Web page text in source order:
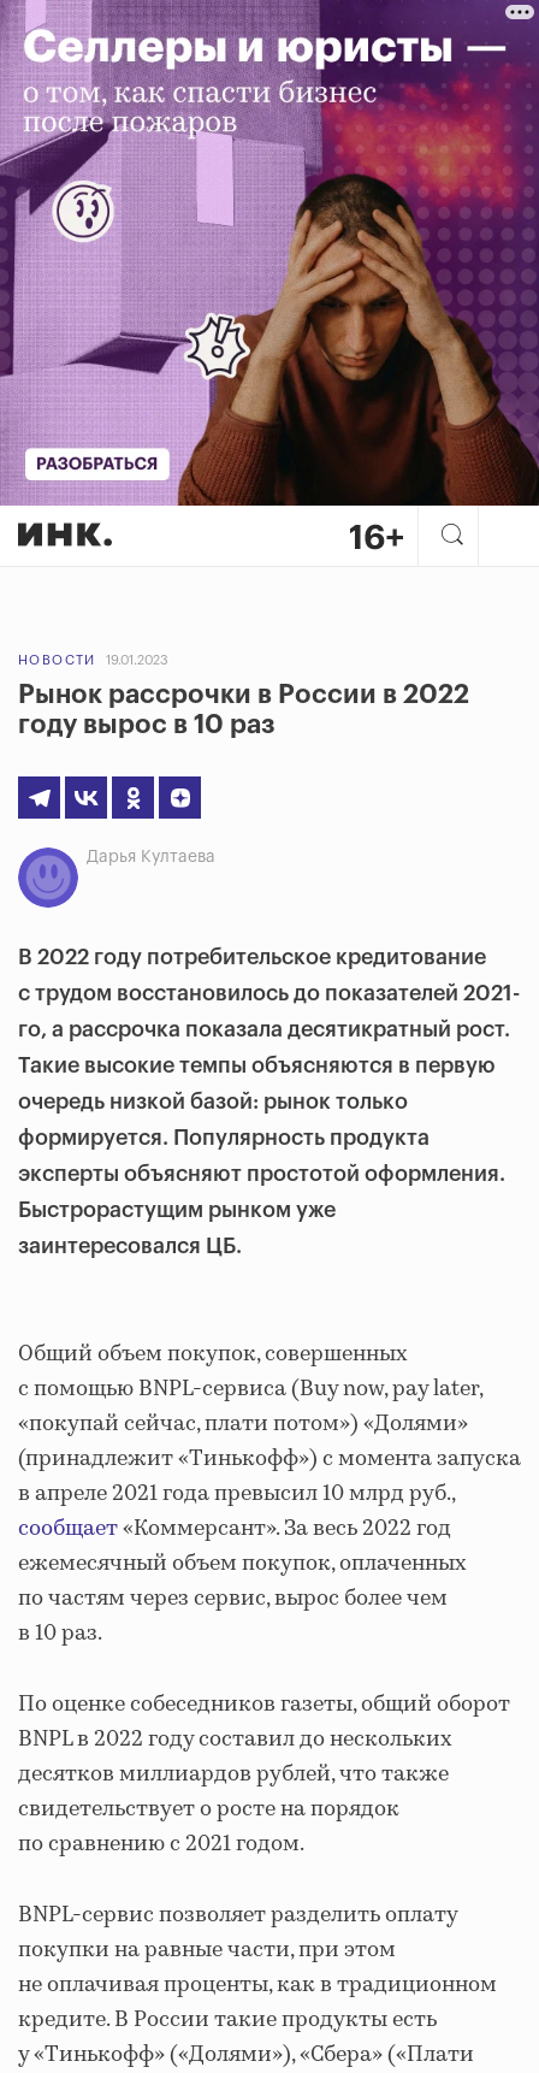
НОВОСТИ 19.01.2023
Рынок рассрочки в России в 2022
году вырос в 10 раз
Дарья Култаева
В 2022 году потребительское кредитование
с трудом восстановилось до показателей 2021-
го, а рассрочка показала десятикратный рост.
Такие высокие темпы объясняются в первую
очередь низкой базой: рынок только
формируется. Популярность продукта
эксперты объясняют простотой оформления.
Быстрорастущим рынком уже
заинтересовался ЦБ.
Общий объем покупок, совершенных
с помощью BNPL-сервиса (Buy now, pay later,
«покупай сейчас, плати потом») «Долями»
(принадлежит «Тинькофф») с момента запуска
в апреле 2021 года превысил 10 млрд руб.,
сообщает«Коммерсант». За весь 2022 год
ежемесячный объем покупок, оплаченных
по частям через сервис, вырос более чем
в 10 раз.
По оценке собеседников газеты, общий оборот
BNPL в 2022 году составил до нескольких
десятков миллиардов рублей, что также
свидетельствует о росте на порядок
по сравнению с 2021 годом.
BNPL-сервис позволяет разделить оплату
покупки на равные части, при этом
не оплачивая проценты, как в традиционном
кредите. В России такие продукты есть
у «Тинькофф» («Долями»), «Сбера» («Плати